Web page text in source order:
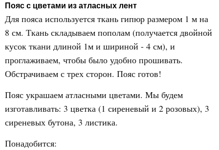
Пояс с цветами из атласных лент
Для пояса используется ткань гипюр размером 1 м на
8 см. Ткань складываем пополам (получается двойной
кусок ткани длиной 1м и шириной - 4 см), и
проглаживаем, чтобы было удобно прошивать.
Обстрачиваем с трех сторон. Пояс готов!
Пояс украшаем атласными цветами. Мы будем
изготавливать: 3 цветка (1 сиреневый и 2 розовых), 3
сиреневых бутона, 3 листика.
Понадобится: